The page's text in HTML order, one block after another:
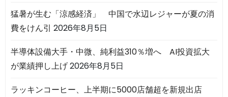
猛暑が生む「涼感経済」 中国で水辺レジャーが夏の消
費をけん引 2026年8月5日
半導体設備大手・中微、純利益310％増へ AI投資拡大
が業績押し上げ2026年8月5日
ラッキンコーヒー、上半期に5000店舗超を新規出店